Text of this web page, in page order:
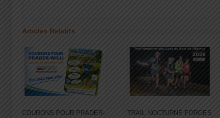
Articles Relatifs
COURONS POUR PRADER- TRAIL NOCTURNE FORGES